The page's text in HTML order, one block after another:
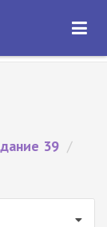
ОТКРЫТЬ
39 /